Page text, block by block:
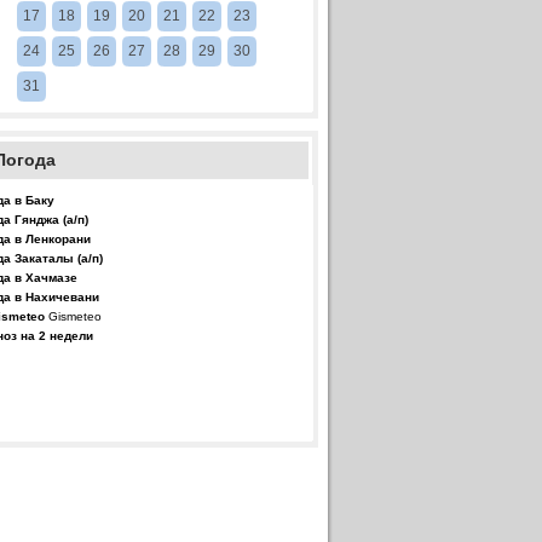
17 18 19 20 21 22 23
24 25 26 27 28 29 30
31
в Баку
Гянджа (а/п)
в Ленкорани
Закаталы (а/п)
в Хачмазе
в Нахичевани
Gismeteo
на 2 недели